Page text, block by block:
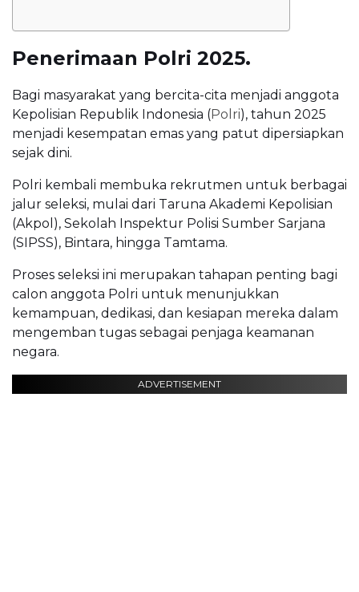
Penerimaan Polri 2025.
Bagi masyarakat yang bercita-cita menjadi anggota
Kepolisian Republik Indonesia (Polri), tahun 2025
menjadi kesempatan emas yang patut dipersiapkan
sejak dini.
Polri kembali membuka rekrutmen untuk berbagai
jalur seleksi, mulai dari Taruna Akademi Kepolisian
(Akpol), Sekolah Inspektur Polisi Sumber Sarjana
(SIPSS), Bintara, hingga Tamtama.
Proses seleksi ini merupakan tahapan penting bagi
calon anggota Polri untuk menunjukkan
kemampuan, dedikasi, dan kesiapan mereka dalam
mengemban tugas sebagai penjaga keamanan
negara.
ADVERTISEMENT